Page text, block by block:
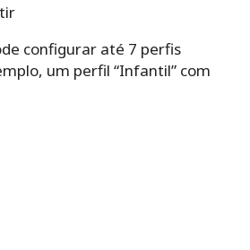
configurar até 7 perfis
um perfil “Infantil” com